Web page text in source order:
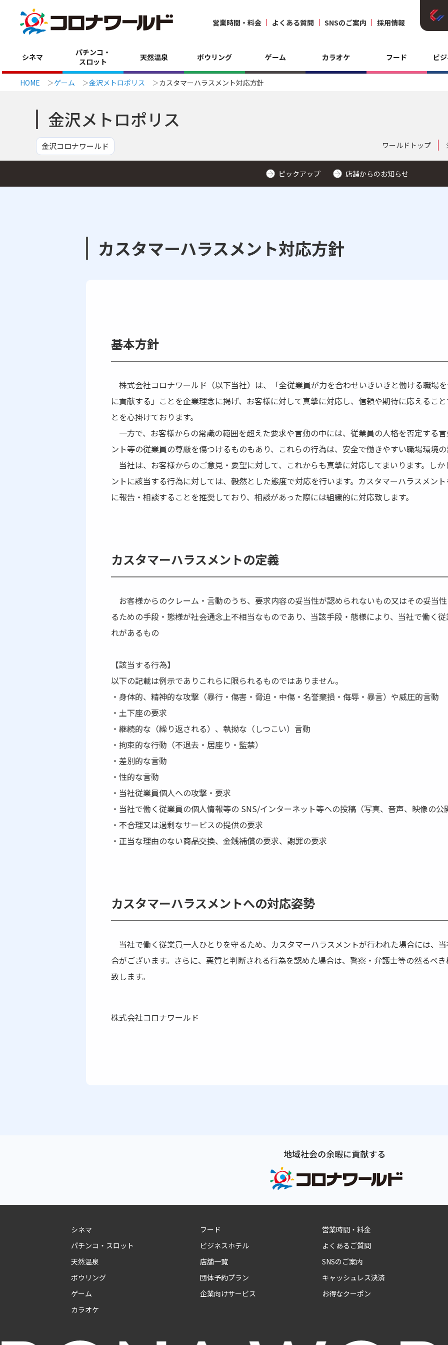
営業時間・料金 よくある質問 SNSのご案内 採用情報
シネマ
パチンコ・
スロット
天然温泉 ボウリング ゲーム カラオケ フード ビ
HOME ゲーム 金沢メトロポリス カスタマーハラスメント対応方針
金沢メトロポリス
金沢コロナワールド ワールドトップ
ピックアップ 店舗からのお知らせ
カスタマーハラスメント対応方針
基本方針
株式会社コロナワールド（以下当社）は、「全従業員が力を合わせいきいきと働ける職場
に貢献する」ことを企業理念に掲げ、お客様に対して真摯に対応し、信頼や期待に応えるこ
とを心掛けております。
一方で、お客様からの常識の範囲を超えた要求や言動の中には、従業員の人格を否定する
ント等の従業員の尊厳を傷つけるものもあり、これらの行為は、安全で働きやすい職場環境
当社は、お客様からのご意見・要望に対して、これからも真摯に対応してまいります。し
ントに該当する行為に対しては、毅然とした態度で対応を行います。カスタマーハラスメン
に報告・相談することを推奨しており、相談があった際には組織的に対応致します。
カスタマーハラスメントの定義
お客様からのクレーム・言動のうち、要求内容の妥当性が認められないもの又はその妥当
るための手段・態様が社会通念上不相当なものであり、当該手段・態様により、当社で働く
れがあるもの
【該当する行為】
以下の記載は例示でありこれらに限られるものではありません。
・身体的、精神的な攻撃（暴行・傷害・脅迫・中傷・名誉棄損・侮辱・暴言）や威圧的言動
・土下座の要求
・継続的な（繰り返される）、執拗な（しつこい）言動
・拘束的な行動（不退去・居座り・監禁）
・差別的な言動
・性的な言動
・当社従業員個人への攻撃・要求
・当社で働く従業員の個人情報等の SNS/インターネット等への投稿（写真、音声、映像の公
・不合理又は過剰なサービスの提供の要求
・正当な理由のない商品交換、金銭補償の要求、謝罪の要求
カスタマーハラスメントへの対応姿勢
当社で働く従業員一人ひとりを守るため、カスタマーハラスメントが行われた場合には、
合がございます。さらに、悪質と判断される行為を認めた場合は、警察・弁護士等の然るべ
致します。
株式会社コロナワールド
シネマ
パチンコ・スロット
天然温泉
ボウリング
ゲーム
カラオケ
フード
ビジネスホテル
店舗一覧
団体予約プラン
企業向けサービス
営業時間・料金
よくあるご質問
SNSのご案内
キャッシュレス決済
お得なクーポン